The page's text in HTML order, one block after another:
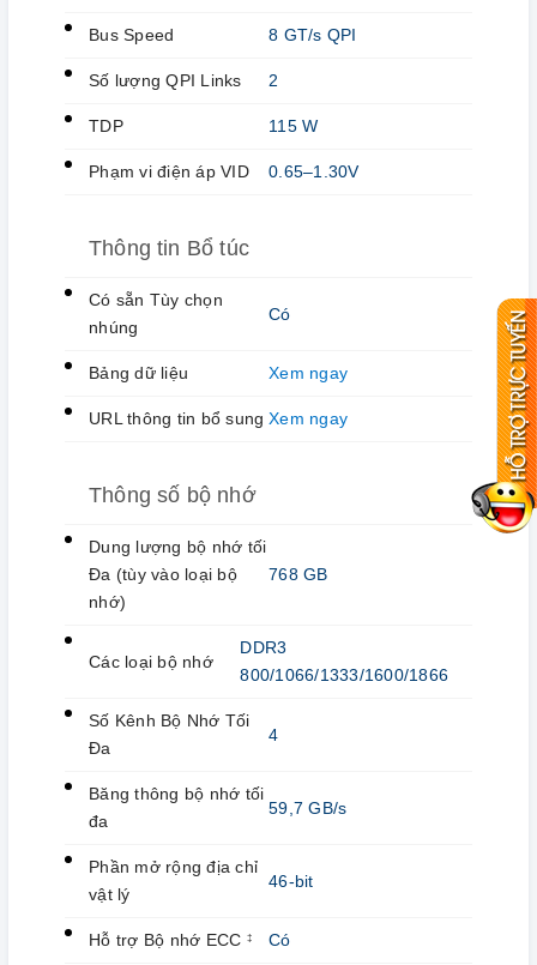
Bus Speed 8 GT/s QPI
Số lượng QPI Links 2
TDP 115 W
Phạm vi điện áp VID 0.65–1.30V
Thông tin Bổ túc
Có sẵn Tùy chọn
nhúng
Có
Bảng dữ liệu Xem ngay
URL thông tin bổ sung Xem ngay
Thông số bộ nhớ
Dung lượng bộ nhớ tối
Đa (tùy vào loại bộ
nhớ)
768 GB
Các loại bộ nhớ
DDR3
800/1066/1333/1600/1866
Số Kênh Bộ Nhớ Tối
Đa
4
Băng thông bộ nhớ tối
đa
59,7 GB/s
Phần mở rộng địa chỉ
vật lý
46-bit
Hỗ trợ Bộ nhớ ECC ‡ Có